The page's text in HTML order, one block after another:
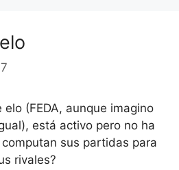
(FEDA, aunque imagino
está activo pero no ha
sus partidas para
rivales?